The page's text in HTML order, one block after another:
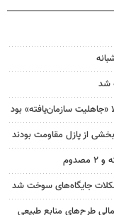
شد
سازمان‌یافته» بود
از پازل مقاومت بودند
جایگاه‌های سوخت شد
طرح‌های منابع طبیعی